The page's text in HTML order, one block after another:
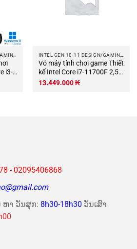
i3-
Vỏ máy tính chơi game Thiết
kế Intel Core i7-11700F 2,5
GHz Turbo 4,9 GHz 8 lõi-16
13.449.000₭
- 02095406868
ຫາ ວັນສຸກ: 8h30-18h30 ວັນເສົາ